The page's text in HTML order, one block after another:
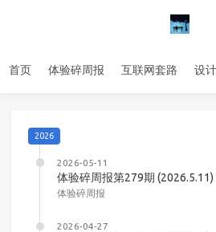
首页 体验碎周报 互联网套路 设
2026
2026-05-11
体验碎周报第279期 (2026.5.11)
体验碎周报
2026-04-27